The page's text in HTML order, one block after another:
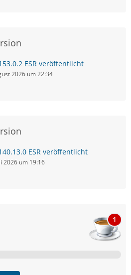
ESR veröffentlicht
2026 um 22:34
ESR veröffentlicht
2026 um 19:16
1